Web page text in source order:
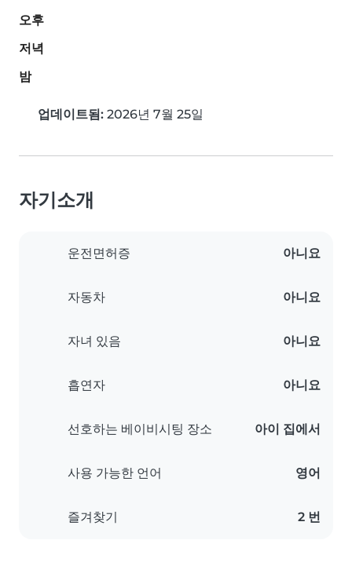
오후
저녁
밤
업데이트됨: 2026년 7월 25일
자기소개
운전면허증 아니요
자동차 아니요
자녀 있음 아니요
흡연자 아니요
선호하는 베이비시팅 장소 아이 집에서
사용 가능한 언어 영어
즐겨찾기 2 번